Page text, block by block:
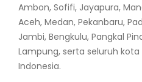
Ambon, Sofifi, Jayapura,
Aceh, Medan, Pekanbaru,
Jambi, Bengkulu, Pangkal
Lampung, serta seluruh
Indonesia.